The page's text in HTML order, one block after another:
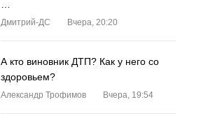
Дмитрий-ДС Вчера, 20:20
А кто виновник ДТП? Как у него со
здоровьем?
Александр Трофимов Вчера, 19:54